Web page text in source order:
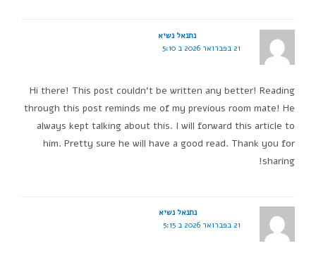
נתנאל נשיא
21 בפברואר 2026 ב 5:10
Hi there! This post couldn't be written any better! Reading
through this post reminds me of my previous room mate! He
always kept talking about this. I will forward this article to
him. Pretty sure he will have a good read. Thank you for
sharing!
נתנאל נשיא
21 בפברואר 2026 ב 5:15